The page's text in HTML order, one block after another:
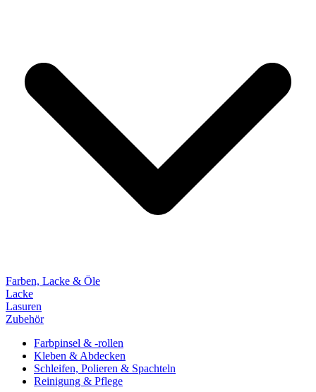
Farben, Lacke & Öle
Lacke
Lasuren
Zubehör
Farbpinsel & -rollen
Kleben & Abdecken
Schleifen, Polieren & Spachteln
Reinigung & Pflege